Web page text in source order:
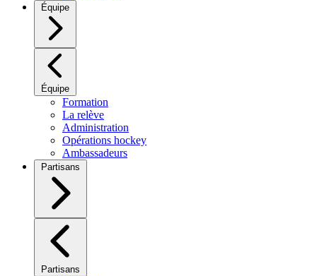
Équipe
Équipe
Formation
La relève
Administration
Opérations hockey
Ambassadeurs
Partisans
Partisans